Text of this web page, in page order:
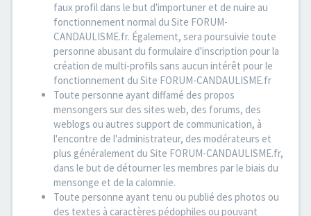
faux profil dans le but d'importuner et de nuire au
fonctionnement normal du Site FORUM-
CANDAULISME.fr. Également, sera poursuivie toute
personne abusant du formulaire d'inscription pour la
création de multi-profils sans aucun intérêt pour le
fonctionnement du Site FORUM-CANDAULISME.fr
Toute personne ayant diffamé des propos
mensongers sur des sites web, des forums, des
weblogs ou autres support de communication, à
l'encontre de l'administrateur, des modérateurs et
plus généralement du Site FORUM-CANDAULISME.fr,
dans le but de détourner les membres par le biais du
mensonge et de la calomnie.
Toute personne ayant tenu ou publié des photos ou
des textes à caractères pédophiles ou pouvant